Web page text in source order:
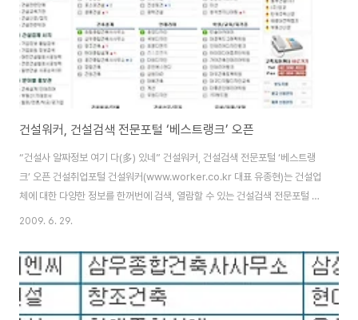
건설워커, 건설검색 전문포털 ‘베스트랭크’ 오픈
“건설사 알짜정보 여기 다(多) 있네” 건설워커, 건설검색 전문포털 ‘베스트랭
크’ 오픈 건설취업포털 건설워커(www.worker.co.kr 대표 유종현)는 건설업
체에 대한 다양한 정보를 한꺼번에 검색, 열람할 수 있는 건설검색 전문포털 베
스트랭크(www.bestrank.co.kr)를 국내 최초로 선보인다고 29일 밝혔다.
△협회/언론/교육기관 △베스트 건설회사 △건설사 홍보소식 코너 등 건설인
뿐만 아니라 일반인들도 관심을 가질만한 다양한 메뉴들로 구성되어 있다. 이
밖에도 시공능력정보, 건설사 채용정보, 건설서식(양식) 정보 등도 제공한다.
‘기업정보 통합검색’ 메뉴의 검색창에 건설회사명을 입력하면 해당업체의 홈페
2009. 6. 29.